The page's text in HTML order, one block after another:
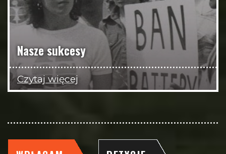
Nasze sukcesy
Czytaj więcej